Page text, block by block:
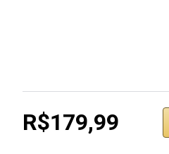
R$179,99